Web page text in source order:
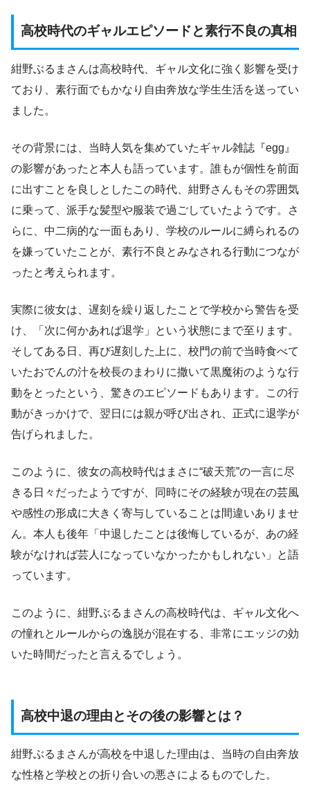
高校時代のギャルエピソードと素行不良の真相
紺野ぶるまさんは高校時代、ギャル文化に強く影響を受け
ており、素行面でもかなり自由奔放な学生生活を送ってい
ました。
その背景には、当時人気を集めていたギャル雑誌『egg』
の影響があったと本人も語っています。誰もが個性を前面
に出すことを良しとしたこの時代、紺野さんもその雰囲気
に乗って、派手な髪型や服装で過ごしていたようです。さ
らに、中二病的な一面もあり、学校のルールに縛られるの
を嫌っていたことが、素行不良とみなされる行動につなが
ったと考えられます。
実際に彼女は、遅刻を繰り返したことで学校から警告を受
け、「次に何かあれば退学」という状態にまで至ります。
そしてある日、再び遅刻した上に、校門の前で当時食べて
いたおでんの汁を校長のまわりに撒いて黒魔術のような行
動をとったという、驚きのエピソードもあります。この行
動がきっかけで、翌日には親が呼び出され、正式に退学が
告げられました。
このように、彼女の高校時代はまさに“破天荒”の一言に尽
きる日々だったようですが、同時にその経験が現在の芸風
や感性の形成に大きく寄与していることは間違いありませ
ん。本人も後年「中退したことは後悔しているが、あの経
験がなければ芸人になっていなかったかもしれない」と語
っています。
このように、紺野ぶるまさんの高校時代は、ギャル文化へ
の憧れとルールからの逸脱が混在する、非常にエッジの効
いた時間だったと言えるでしょう。
高校中退の理由とその後の影響とは？
紺野ぶるまさんが高校を中退した理由は、当時の自由奔放
な性格と学校との折り合いの悪さによるものでした。